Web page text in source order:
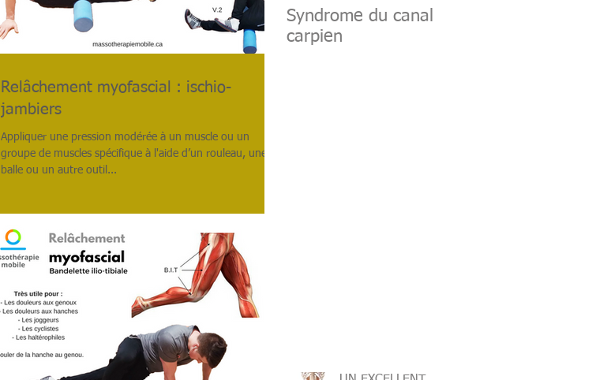
Relâchement myofascial : ischio-
jambiers
Appliquer une pression modérée à un muscle ou un
groupe de muscles spécifique à l'aide d’un rouleau, une
balle ou un autre outil...
Syndrome du canal
carpien